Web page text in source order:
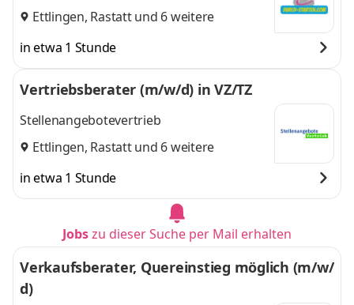
Ettlingen, Rastattund 6 weitere
in etwa 1 Stunde
Vertriebsberater (m/w/d) in VZ/TZ
Stellenangebotevertrieb
Ettlingen, Rastattund 6 weitere
in etwa 1 Stunde
Jobszu dieser Suche per Mail erhalten
Verkaufsberater, Quereinstieg möglich (m/w/
d)